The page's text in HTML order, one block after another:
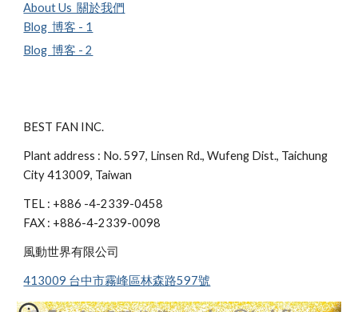
About Us 關於我們
Blog 博客 - 1
Blog 博客 - 2
BEST FAN INC.
Plant address : No. 597, Linsen Rd., Wufeng Dist., Taichung
City 413009, Taiwan
TEL : +886 -4-2339-0458
FAX : +886-4-2339-0098
風動世界有限公司
413009 台中市霧峰區林森路597號